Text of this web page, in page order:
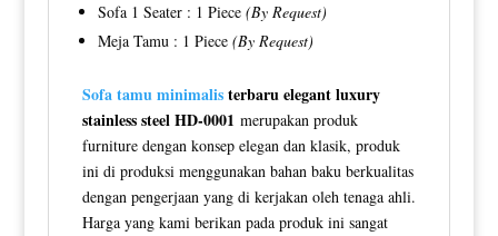
Sofa 1 Seater : 1 Piece (By Request)
Meja Tamu : 1 Piece (By Request)
Sofa tamu minimalisterbaru elegant luxury
stainless steel HD-0001 merupakan produk
furniture dengan konsep elegan dan klasik, produk
ini di produksi menggunakan bahan baku berkualitas
dengan pengerjaan yang di kerjakan oleh tenaga ahli.
Harga yang kami berikan pada produk ini sangat